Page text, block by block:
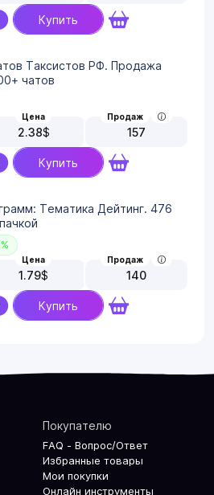
Купить
Таксистов РФ. Продажа
чатов
Цена
2.38$
Продаж
157
Купить
Тематика Дейтинг. 476
Цена
1.79$
Продаж
140
Купить
Покупателю
FAQ - Вопрос/Ответ
Избранные товары
Мои покупки
Онлайн инструменты